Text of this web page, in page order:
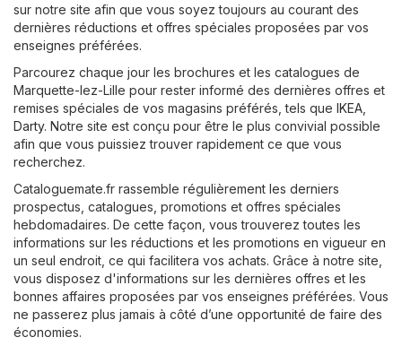
sur notre site afin que vous soyez toujours au courant des
dernières réductions et offres spéciales proposées par vos
enseignes préférées.
Parcourez chaque jour les brochures et les catalogues de
Marquette-lez-Lille pour rester informé des dernières offres et
remises spéciales de vos magasins préférés, tels que IKEA
Darty. Notre site est conçu pour être le plus convivial possible
afin que vous puissiez trouver rapidement ce que vous
recherchez.
Cataloguemate.fr rassemble régulièrement les derniers
prospectus, catalogues, promotions et offres spéciales
hebdomadaires. De cette façon, vous trouverez toutes les
informations sur les réductions et les promotions en vigueur en
un seul endroit, ce qui facilitera vos achats. Grâce à notre site,
vous disposez d'informations sur les dernières offres et les
bonnes affaires proposées par vos enseignes préférées. Vous
ne passerez plus jamais à côté d’une opportunité de faire des
économies.